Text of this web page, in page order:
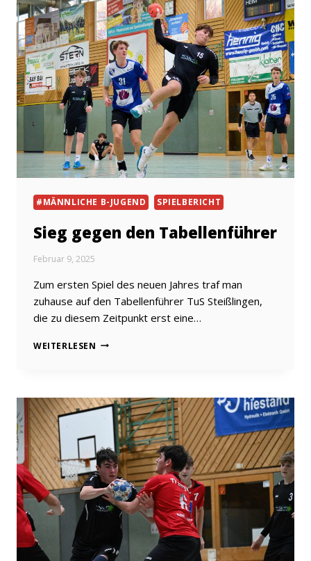
#MÄNNLICHE B-JUGEND SPIELBERICHT
Sieg gegen den Tabellenführer
Februar 9, 2025
Zum ersten Spiel des neuen Jahres traf man
zuhause auf den Tabellenführer TuS Steißlingen,
die zu diesem Zeitpunkt erst eine…
WEITERLESEN SIEG